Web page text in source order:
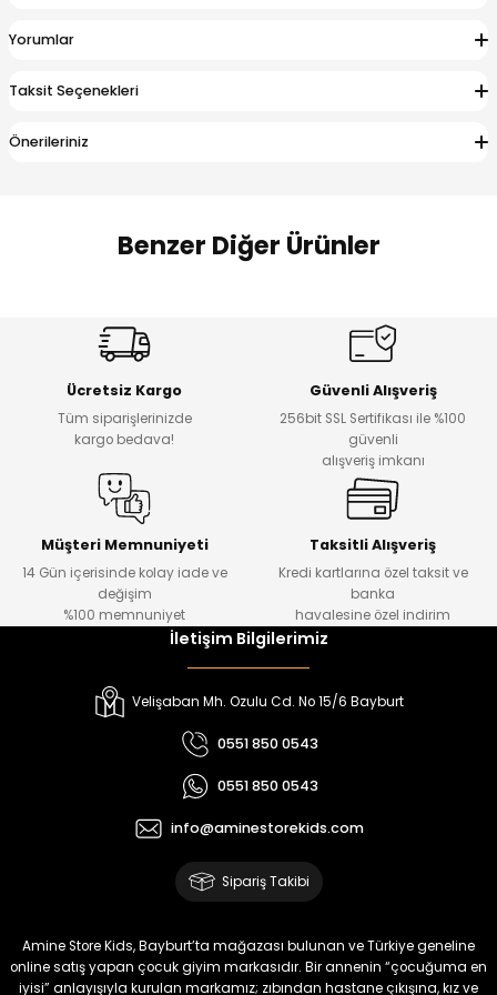
Yorumlar
Taksit Seçenekleri
Önerileriniz
Benzer Diğer Ürünler
Onca Çizgili Erkek Çocuk Şort
Urban Fit Erkek Çocuk Pantolon
Kampçı Minik Erkek Çocuk 2'li Şortlu Takım
Kampçı Minik Erkek Çocuk 2'li Şortlu Takım
Kampçı Minik Erkek Çocuk 2'li Şortlu Takım
₺ 500
₺ 350
Ücretsiz Kargo
Tüm siparişlerinizde
kargo bedava!
Güvenli Alışveriş
256bit SSL Sertifikası ile %100
güvenli
alışveriş imkanı
Müşteri Memnuniyeti
14 Gün içerisinde kolay iade ve
değişim
%100 memnuniyet
Taksitli Alışveriş
Kredi kartlarına özel taksit ve
banka
havalesine özel indirim
İletişim Bilgilerimiz
Velişaban Mh. Ozulu Cd. No 15/6 Bayburt
0551 850 0543
0551 850 0543
info@aminestorekids.com
Sipariş Takibi
Amine Store Kids, Bayburt’ta mağazası bulunan ve Türkiye geneline
online satış yapan çocuk giyim markasıdır. Bir annenin “çocuğuma en
iyisi” anlayışıyla kurulan markamız; zıbından hastane çıkışına, kız ve